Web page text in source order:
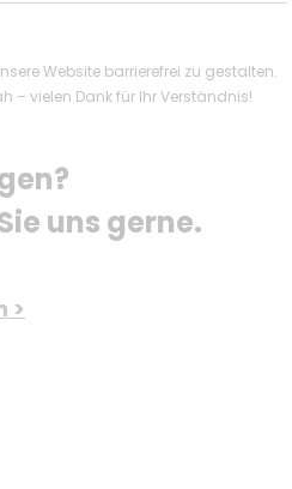
Website barrierefrei zu gestalten.
– vielen Dank für Ihr Verständnis!
uns gerne.
>